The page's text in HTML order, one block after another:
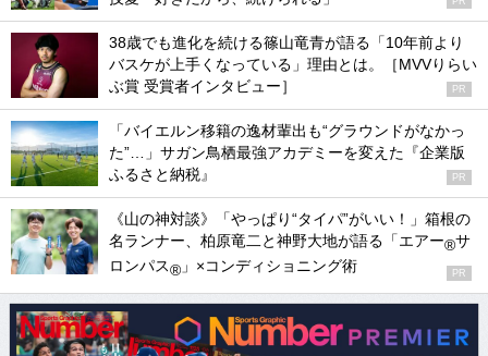
38歳でも進化を続ける篠山竜青が語る「10年前より
バスケが上手くなっている」理由とは。［MVVりらい
ぶ賞 受賞者インタビュー］
PR
「バイエルン移籍の逸材輩出も“グラウンドがなかっ
た”…」サガン鳥栖最強アカデミーを変えた『企業版
ふるさと納税』
PR
《山の神対談》「やっぱり“タイパ”がいい！」箱根の
名ランナー、柏原竜二と神野大地が語る「エアー®サ
ロンパス® 」×コンディショニング術 PR